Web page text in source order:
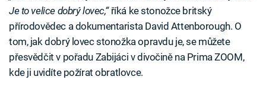
Je to velice dobrý lovec,“říká ke stonožce britský
přírodovědec a dokumentarista David Attenborough. O
tom, jak dobrý lovec stonožka opravdu je, se můžete
přesvědčit v pořadu Zabijáci v divočině na Prima ZOOM,
kde ji uvidíte požírat obratlovce.